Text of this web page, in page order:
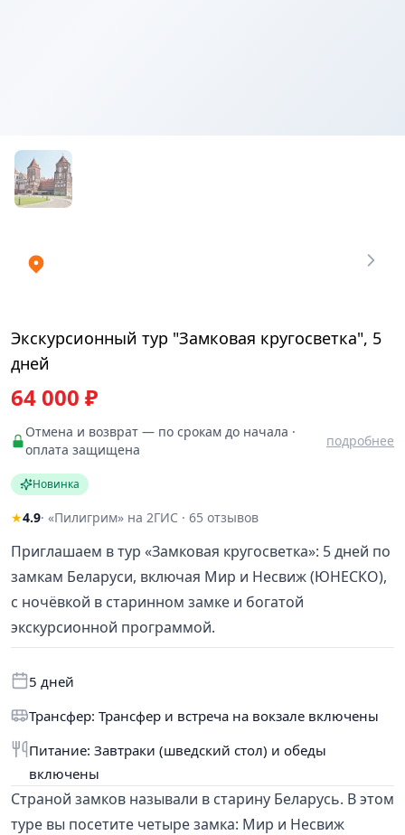
Экскурсионный тур "Замковая кругосветка", 5
дней
64 000 ₽
Отмена и возврат — по срокам до начала ·
оплата защищена
подробнее
Новинка
★4.9· «Пилигрим» на 2ГИС · 65 отзывов
Приглашаем в тур «Замковая кругосветка»: 5 дней по
замкам Беларуси, включая Мир и Несвиж (ЮНЕСКО),
с ночёвкой в старинном замке и богатой
экскурсионной программой.
5 дней
Трансфер: Трансфер и встреча на вокзале включены
Питание: Завтраки (шведский стол) и обеды
включены
Страной замков называли в старину Беларусь. В этом
туре вы посетите четыре замка: Мир и Несвиж